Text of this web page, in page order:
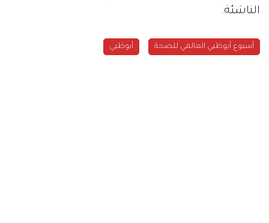
الناشئة.
أسبوع أبوظبي العالمي للصحة أبوظبي